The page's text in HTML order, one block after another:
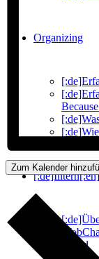
Organizing
Cloud
Zum Kalender